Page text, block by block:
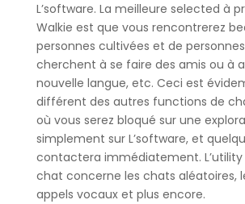
L’software. La meilleure selected à
Walkie est que vous rencontrerez
personnes cultivées et de
cherchent à se faire des amis ou à
nouvelle langue, etc. Ceci est
différent des autres functions de
où vous serez bloqué sur une
simplement sur L’software, et
contactera immédiatement. L’utility
chat concerne les chats aléatoires,
appels vocaux et plus encore.